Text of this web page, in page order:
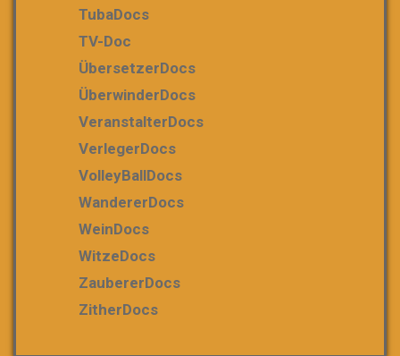
TubaDocs
TV-Doc
ÜbersetzerDocs
ÜberwinderDocs
VeranstalterDocs
VerlegerDocs
VolleyBallDocs
WandererDocs
WeinDocs
WitzeDocs
ZaubererDocs
ZitherDocs